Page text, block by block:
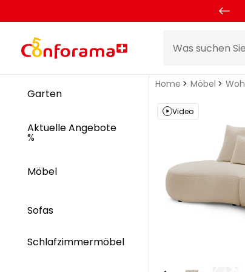
Garten
Aktuelle Angebote
%
Möbel
Sofas
Schlafzimmermöbel
Home Möbel
Video